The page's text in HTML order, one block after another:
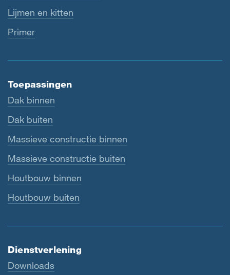
Lijmen en kitten
Primer
Toepassingen
Dak binnen
Dak buiten
Massieve constructie binnen
Massieve constructie buiten
Houtbouw binnen
Houtbouw buiten
Dienstverlening
Downloads